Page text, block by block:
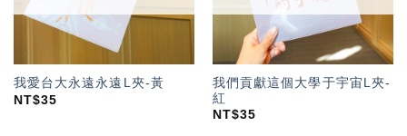
我愛台大永遠永遠L夾-黃
NT$35
我們貢獻這個大學于宇宙L夾-
紅
NT$35